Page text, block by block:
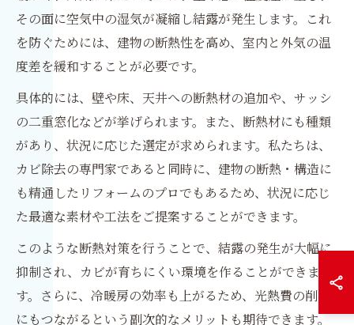
その面に空気中の湿気が凝縮し結露が発生します。これ
を防ぐためには、建物の断熱性を高め、室内と外気の温
度差を緩和することが必要です。
具体的には、壁や床、天井への断熱材の追加や、サッシ
の二重窓化などが挙げられます。また、断熱材にも種類
があり、状況に応じた選定が求められます。私たちは、
カビ除去の専門家であると同時に、建物の断熱・構造に
も精通したリフォームのプロでもあるため、状況に応じ
た最適な素材や工法をご提案することができます。
このような断熱対策を行うことで、結露の発生が大幅に
抑制され、カビが育ちにくい環境を作ることができま
す。さらに、冷暖房の効率も上がるため、光熱費の削減
にもつながるという副次的なメリットも期待できます。